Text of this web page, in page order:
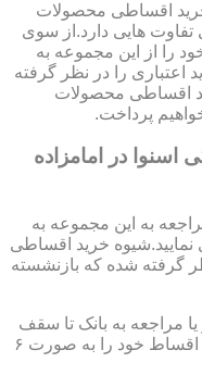
اقساطی محصولات
تفاوت هایی دارد.از سوی
خود را از این مجموعه به
را در نظر گرفته
اقساطی محصولات
پرداخت.
در امامزاده
به این مجموعه به
خرید اقساطی
گرفته شده که بازنشسته
یا مراجعه به بانک تا سقف
۷۰ میلیون تومان اعتبار دریافت نموده و اقساط خود را به صورت ۶